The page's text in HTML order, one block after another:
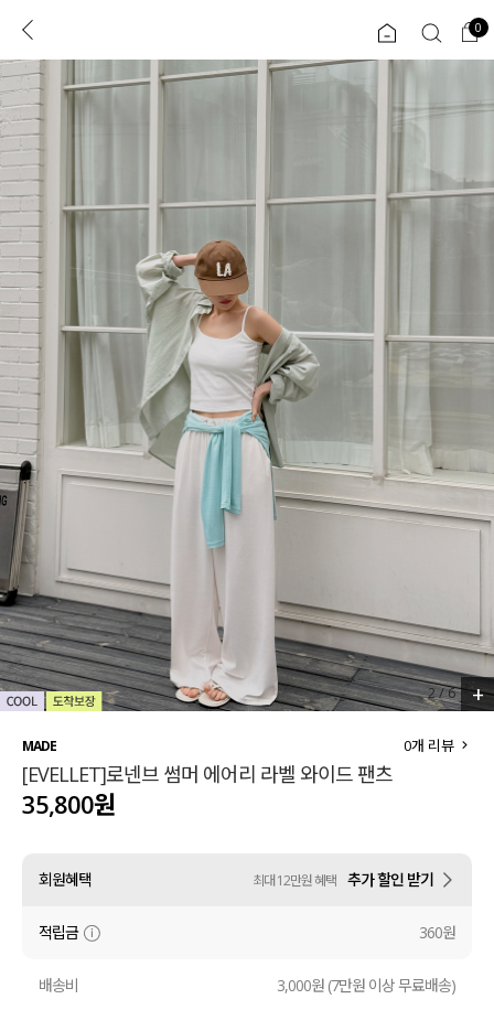
로그인 0
ENG
JP
콘텐츠 회원혜택 입
도착보장⚡
인플루언서 pick!
신상 5%
베스트
MADE
세트할인 ~30%
하객룩
살안타템
110사이즈
티셔츠
셔츠
원피스
니트
익스클루시브
아우터
티셔츠
니트
팬츠
스커트
언더웨어
0
3/6 +
MADE
[EVELLET]로넨브 썸머 에어리 라벨 와이드 팬츠
0개 리뷰
35,800원
회원혜택 최대 12만원 혜택 추가 할인 받기
적립금 360원
배송비 3,000원 (7만원 이상 무료배송)